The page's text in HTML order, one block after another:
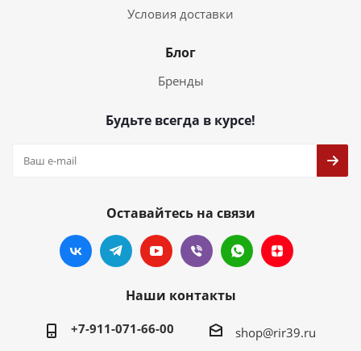
Условия доставки
Блог
Бренды
Будьте всегда в курсе!
Оставайтесь на связи
Наши контакты
+7-911-071-66-00 shop@rir39.ru